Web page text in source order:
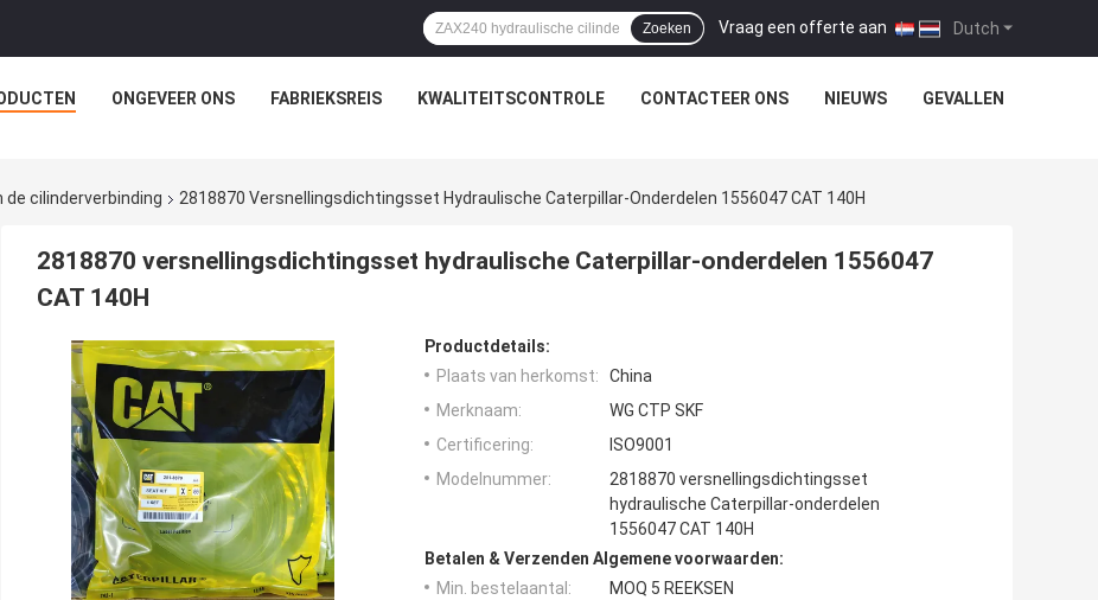
Dutch
Vraag een offerte aan |
Zoeken
ONGEVEER ONS FABRIEKSREIS KWALITEITSCONTROLE CONTACTEER ONS NIEUWS GEVALLEN
cilinderverbinding 2818870 Versnellingsdichtingsset Hydraulische Caterpillar-Onderdelen 1556047 CAT 140H
2818870 versnellingsdichtingsset hydraulische Caterpillar-onderdelen 1556047
CAT 140H
Productdetails:
Plaats van herkomst:
China
Merknaam:
WG CTP SKF
Certificering:
ISO9001
Modelnummer:
2818870 versnellingsdichtingsset
hydraulische Caterpillar-onderdelen
1556047 CAT 140H
Betalen & Verzenden Algemene voorwaarden:
Min. bestelaantal:
MOQ 5 REEKSEN